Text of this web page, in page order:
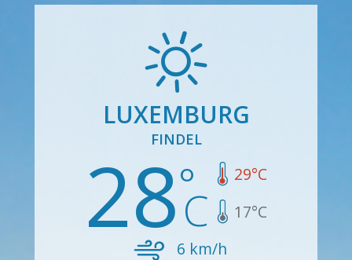
LUXEMBURG
FINDEL
28 29°C
17°C
6 km/h